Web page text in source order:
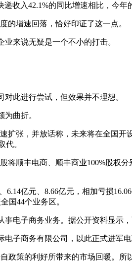
收入42.1%的同比增速相比，今年
的增速回落，恰好印证了这一点。
来说无疑是一个不小的打击。
此进行尝试，但效果并不理想。
曲折。
张，并放话称，未来将在全国开
代。
将顺丰电商、顺丰商业100%股权
亿元、8.66亿元，相加亏损
国44个业务区。
电子商务业务。据公开资料显示
子商务有限公司，以此正式进军电
政策的利好所带来的市场回暖。